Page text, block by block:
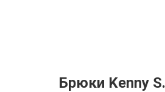
Брюки Kenny